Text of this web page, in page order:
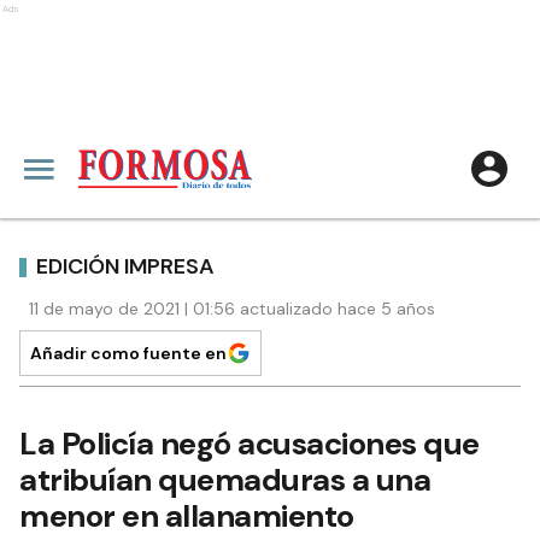
Ads
EDICIÓN IMPRESA
11 de mayo de 2021 | 01:56 actualizado hace 5 años
Añadir como fuente en
La Policía negó acusaciones que
atribuían quemaduras a una
menor en allanamiento